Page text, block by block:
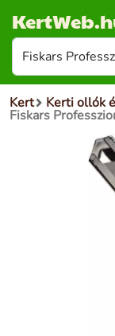
Kert Kerti ollók
Fiskars